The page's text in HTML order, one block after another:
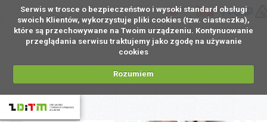
Serwis w trosce o bezpieczeństwo i wysoki standard obsługi
swoich Klientów, wykorzystuje pliki cookies (tzw. ciasteczka),
które są przechowywane na Twoim urządzeniu. Kontynuowanie
przeglądania serwisu traktujemy jako zgodę na używanie
cookies
Rozumiem
PL